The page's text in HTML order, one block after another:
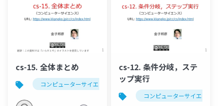
cs-15. 全体まとめ
コンピューターサイエンス
cs-12. 条件分岐，ステ
ップ実行
コンピューターサイエンス